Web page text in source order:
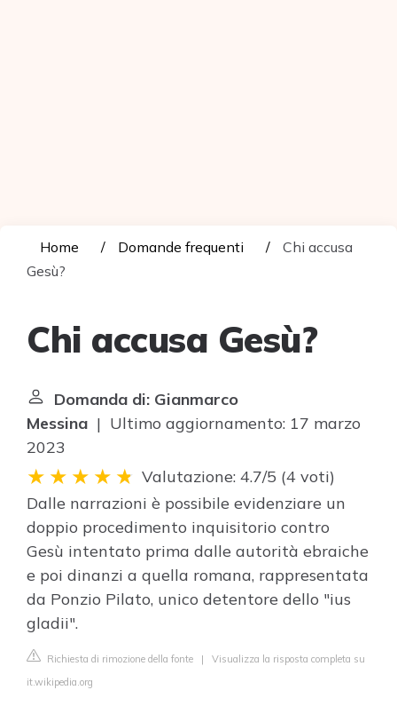
Home Domande frequenti
Chi accusa
Gesù?
Chi accusa Gesù?
Domanda di: Gianmarco
Messina | Ultimo aggiornamento: 17 marzo
2023
Valutazione: 4.7/5 (4 voti)
Dalle narrazioni è possibile evidenziare un
doppio procedimento inquisitorio contro
Gesù intentato prima dalle autorità ebraiche
e poi dinanzi a quella romana, rappresentata
da Ponzio Pilato, unico detentore dello "ius
gladii".
Richiesta di rimozione della fonte | Visualizza la risposta completa su
it.wikipedia.org